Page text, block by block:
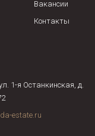
есть ли среди
продается по
Вакансии
Контакты
1-я Останкинская, д.
estate.ru